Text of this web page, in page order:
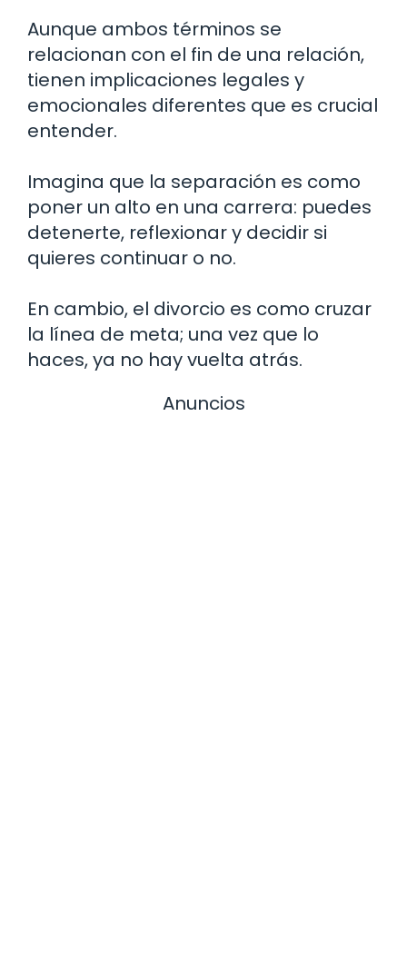
Aunque ambos términos se
relacionan con el fin de una relación,
tienen implicaciones legales y
emocionales diferentes que es crucial
entender.
Imagina que la separación es como
poner un alto en una carrera: puedes
detenerte, reflexionar y decidir si
quieres continuar o no.
En cambio, el divorcio es como cruzar
la línea de meta; una vez que lo
haces, ya no hay vuelta atrás.
Anuncios